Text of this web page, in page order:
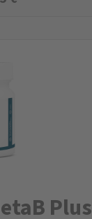
Plus